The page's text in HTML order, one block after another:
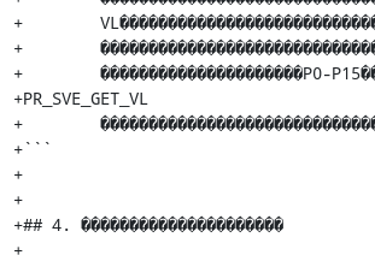
+
+
+        ���������������������P0-
+PR_SVE_GET_VL
+
+```
+
+
+## 4. ���������������������
+